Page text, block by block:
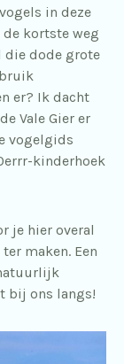
in deze
kortste weg
die dode grote
er? Ik dacht
Vale Gier er
vogelgids
kinderhoek
je hier overal
maken. Een
bij ons langs!